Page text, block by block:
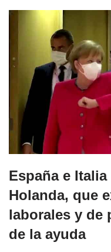
España e
Holanda, que
laborales y de
de la ayuda